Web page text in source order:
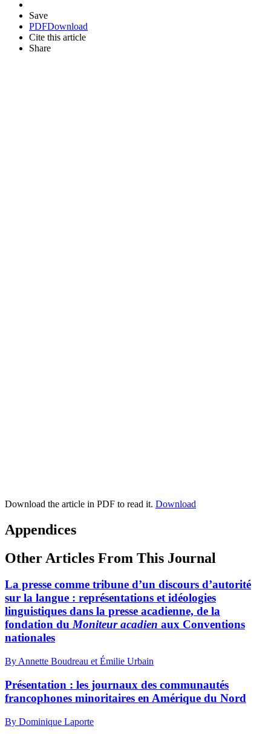
Save
PDFDownload
Cite this article
Share
Download the article in PDF to read it. Download
Appendices
Other Articles From This Journal
La presse comme tribune d’un discours d’autorité
sur la langue : représentations et idéologies
linguistiques dans la presse acadienne, de la
fondation duMoniteur acadien aux Conventions
nationales
By Annette Boudreau et Émilie Urbain
Présentation : les journaux des communautés
francophones minoritaires en Amérique du Nord
By Dominique Laporte